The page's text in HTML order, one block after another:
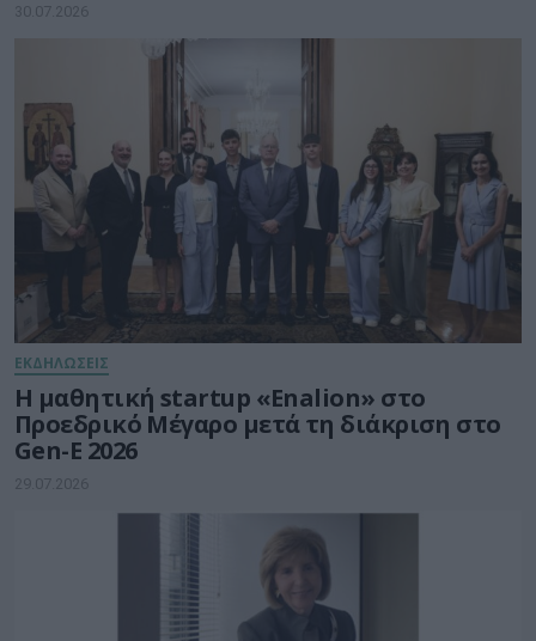
30.07.2026
ΕΚΔΗΛΩΣΕΙΣ
Η μαθητική startup «Enalion» στο
Προεδρικό Μέγαρο μετά τη διάκριση στο
Gen-E 2026
29.07.2026